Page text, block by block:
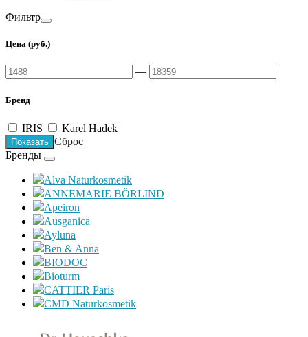
Фильтр
Цена (руб.)
—
Бренд
IRIS
Karel Hadek
Сброс
Бренды
Alva Naturkosmetik
ANNEMARIE BÖRLIND
Apeiron
Ausganica
Ayluna
Ben & Anna
BIODOC
Bioturm
CATTIER Paris
CMD Naturkosmetik